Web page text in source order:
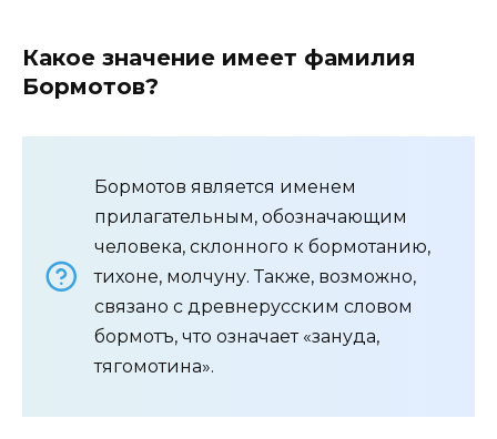
Какое значение имеет фамилия
Бормотов?
Бормотов является именем
прилагательным, обозначающим
человека, склонного к бормотанию,
тихоне, молчуну. Также, возможно,
связано с древнерусским словом
бормотъ, что означает «зануда,
тягомотина».